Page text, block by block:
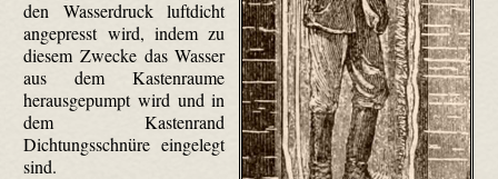
den Wasserdruck luftdicht
angepresst wird, indem zu
diesem Zwecke das Wasser
aus dem Kastenraume
herausgepumpt wird und in
dem Kastenrand
Dichtungsschnüre eingelegt
sind.